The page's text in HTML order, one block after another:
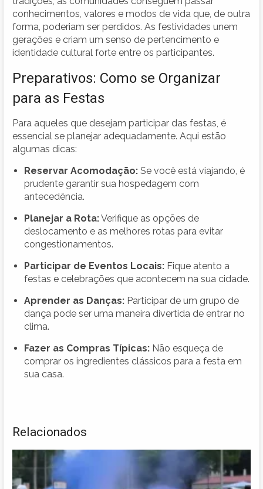
conhecimentos, valores e modos de vida que, de outra
forma, poderiam ser perdidos. As festividades unem
gerações e criam um senso de pertencimento e
identidade cultural forte entre os participantes.
Preparativos: Como se Organizar
para as Festas
Para aqueles que desejam participar das festas, é
essencial se planejar adequadamente. Aqui estão
algumas dicas:
Reservar Acomodação: Se você está viajando, é
prudente garantir sua hospedagem com
antecedência.
Planejar a Rota:Verifique as opções de
deslocamento e as melhores rotas para evitar
congestionamentos.
Participar de Eventos Locais: Fique atento a
festas e celebrações que acontecem na sua cidade.
Aprender as Danças: Participar de um grupo de
dança pode ser uma maneira divertida de entrar no
clima.
Fazer as Compras Típicas: Não esqueça de
comprar os ingredientes clássicos para a festa em
sua casa.
Relacionados